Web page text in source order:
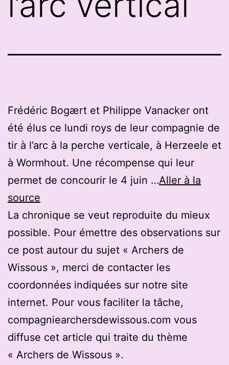
Frédéric Bogært et Philippe Vanacker ont
été élus ce lundi roys de leur compagnie de
tir à l’arc à la perche verticale, à Herzeele et
à Wormhout. Une récompense qui leur
permet de concourir le 4 juin …Aller à la
source
La chronique se veut reproduite du mieux
possible. Pour émettre des observations sur
ce post autour du sujet « Archers de
Wissous », merci de contacter les
coordonnées indiquées sur notre site
internet. Pour vous faciliter la tâche,
compagniearchersdewissous.com vous
diffuse cet article qui traite du thème
« Archers de Wissous ».